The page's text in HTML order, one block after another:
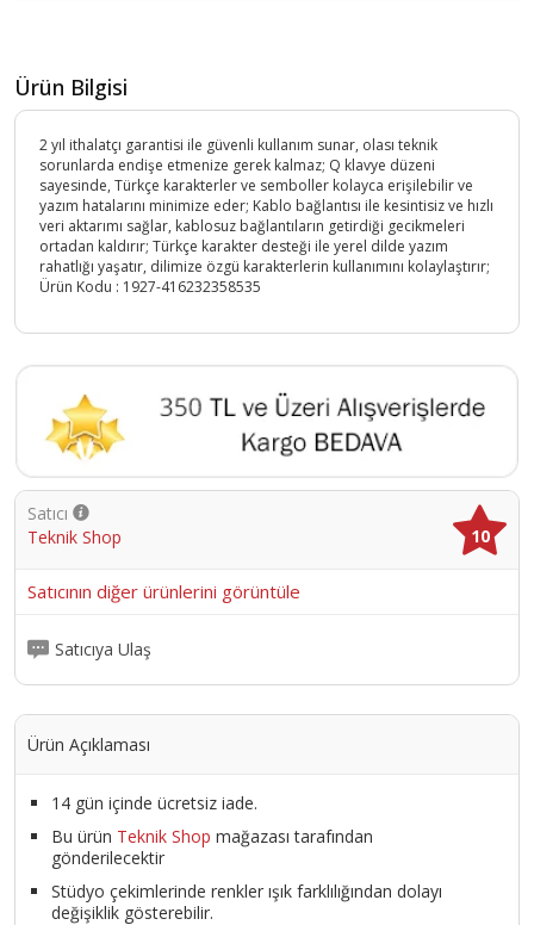
Ürün Bilgisi
2 yıl ithalatçı garantisi ile güvenli kullanım sunar, olası teknik
sorunlarda endişe etmenize gerek kalmaz; Q klavye düzeni
sayesinde, Türkçe karakterler ve semboller kolayca erişilebilir ve
yazım hatalarını minimize eder; Kablo bağlantısı ile kesintisiz ve hızlı
veri aktarımı sağlar, kablosuz bağlantıların getirdiği gecikmeleri
ortadan kaldırır; Türkçe karakter desteği ile yerel dilde yazım
rahatlığı yaşatır, dilimize özgü karakterlerin kullanımını kolaylaştırır;
Ürün Kodu : 1927-416232358535
Satıcı
Teknik Shop
10
Satıcının diğer ürünlerini görüntüle
Satıcıya Ulaş
Ürün Açıklaması
14 gün içinde ücretsiz iade.
Bu ürün Teknik Shop mağazası tarafından
gönderilecektir
Stüdyo çekimlerinde renkler ışık farklılığından dolayı
değişiklik gösterebilir.